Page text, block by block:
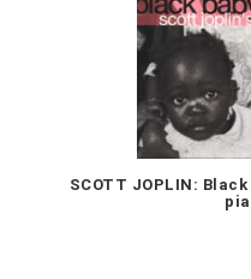
SCOTT JOPLIN: